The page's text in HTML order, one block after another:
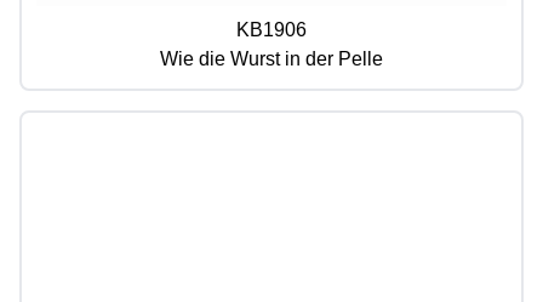
KB1906
Wie die Wurst in der Pelle